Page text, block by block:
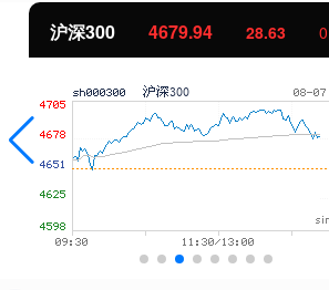
沪深300 4679.94 28.63